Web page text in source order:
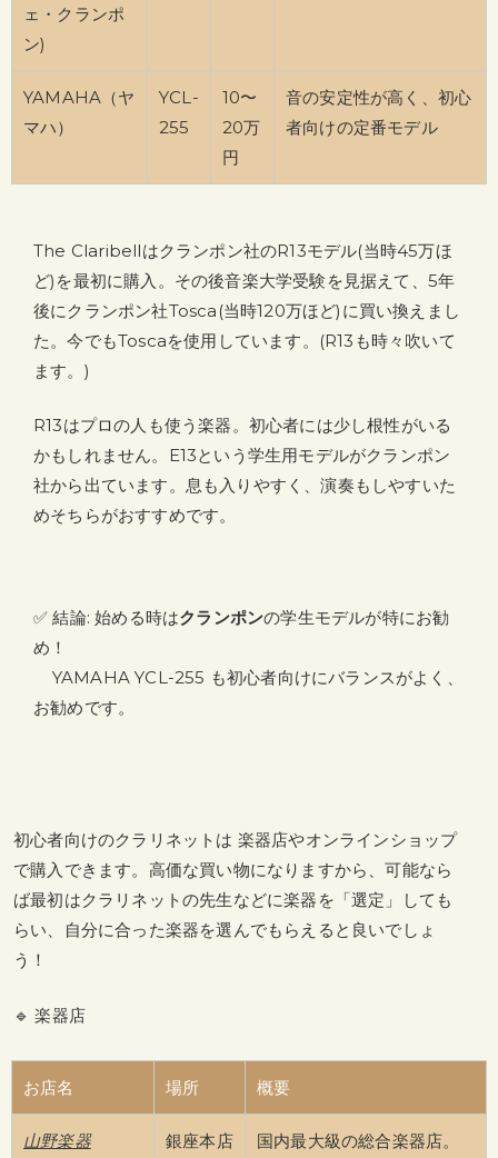
ェ・クランポ
ン)
YAMAHA（ヤ
マハ）
YCL-
255
10〜
20万
円
音の安定性が高く、初心
者向けの定番モデル
The Claribellはクランポン社のR13モデル(当時45万ほ
ど)を最初に購入。その後音楽大学受験を見据えて、5年
後にクランポン社Tosca(当時120万ほど)に買い換えまし
た。今でもToscaを使用しています。(R13も時々吹いて
ます。)
R13はプロの人も使う楽器。初心者には少し根性がいる
かもしれません。E13という学生用モデルがクランポン
社から出ています。息も入りやすく、演奏もしやすいた
めそちらがおすすめです。
✅ 結論:始める時はクランポンの学生モデルが特にお勧
め！
YAMAHA YCL-255 も初心者向けにバランスがよく、
お勧めです。
初心者向けのクラリネットは 楽器店やオンラインショップ
で購入できます。高価な買い物になりますから、可能なら
ば最初はクラリネットの先生などに楽器を「選定」しても
らい、自分に合った楽器を選んでもらえると良いでしょ
う！
🔹 楽器店
お店名 場所 概要
山野楽器 銀座本店
国内最大級の総合楽器店。